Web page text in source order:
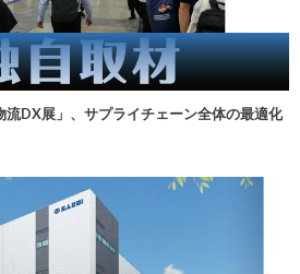
流DX展」、サプライチェーン全体の最適化